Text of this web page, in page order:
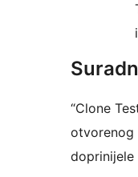
“Clone
otvorenog